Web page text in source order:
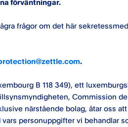
förväntningar.
frågor om det här
.
B 118 349), ett
Commission
närstående bolag, åtar oss
personuppgifter vi behandlar